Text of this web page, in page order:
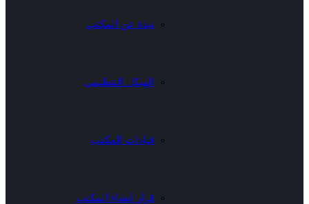
نبذة عن المكتب
الهيكل التنظيمى
قيادات المكتب
قرار إنشاء المكتب